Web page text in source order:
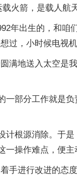
火箭，是载人航
年出生的，和
过，小时候电视
满地送入太空是
一部分工作就是
计根源消除。于
操作难点，便主
手进行改进的态